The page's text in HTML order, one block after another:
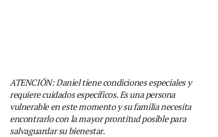
ATENCIÓN: Daniel tiene condiciones especiales y
requiere cuidados específicos. Es una persona
vulnerable en este momento y su familia necesita
encontrarlo con la mayor prontitud posible para
salvaguardar su bienestar.